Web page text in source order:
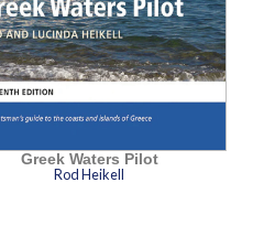
Greek Waters Pilot
Rod Heikell